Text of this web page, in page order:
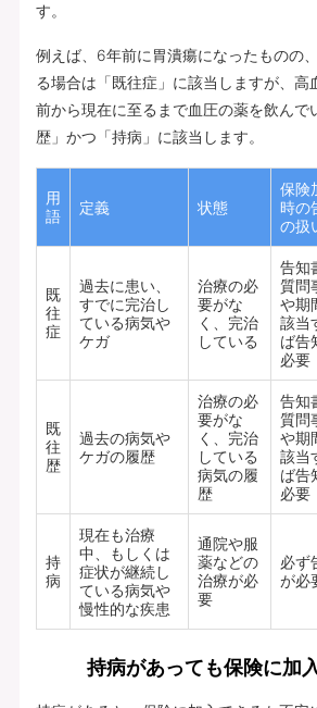
す。
例えば、6年前に胃潰瘍になったものの
る場合は「既往症」に該当しますが、高
前から現在に至るまで血圧の薬を飲んで
歴」かつ「持病」に該当します。
用
語
定義 状態
保険
時の
の扱
既
往
症
過去に患い、
すでに完治し
ている病気や
ケガ
治療の必
要がな
く、完治
している
告知
質問
や期
該当
ば告
必要
既
往
歴
過去の病気や
ケガの履歴
治療の必
要がな
く、完治
している
病気の履
歴
告知
質問
や期
該当
ば告
必要
持
病
現在も治療
中、もしくは
症状が継続し
ている病気や
慢性的な疾患
通院や服
薬などの
治療が必
要
必ず
が必
持病があっても保険に加